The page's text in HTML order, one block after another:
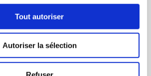
Tout autoriser
Autoriser la sélection